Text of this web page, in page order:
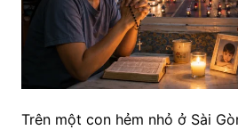
Trên một con hẻm nhỏ ở Sài